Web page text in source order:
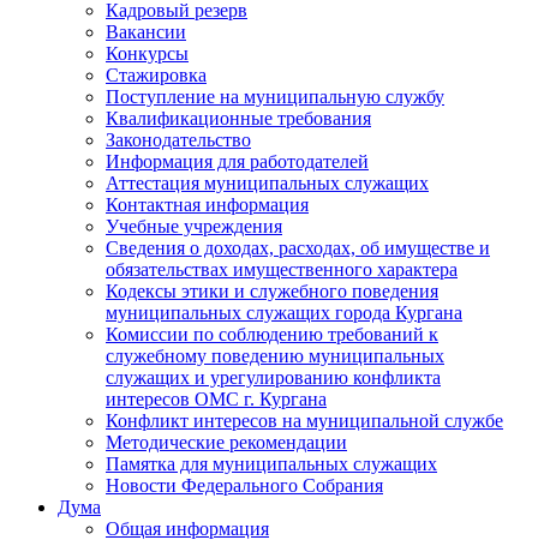
Кадровый резерв
Вакансии
Конкурсы
Стажировка
Поступление на муниципальную службу
Квалификационные требования
Законодательство
Информация для работодателей
Аттестация муниципальных служащих
Контактная информация
Учебные учреждения
Сведения о доходах, расходах, об имуществе и
обязательствах имущественного характера
Кодексы этики и служебного поведения
муниципальных служащих города Кургана
Комиссии по соблюдению требований к
служебному поведению муниципальных
служащих и урегулированию конфликта
интересов ОМС г. Кургана
Конфликт интересов на муниципальной службе
Методические рекомендации
Памятка для муниципальных служащих
Новости Федерального Cобрания
Дума
Общая информация